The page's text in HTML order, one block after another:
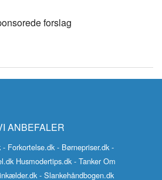
forslag
ANBEFALER
- Forkortelse.dk - Børnepriser.dk -
Husmodertips.dk - Tanker Om
- Slankehåndbogen.dk